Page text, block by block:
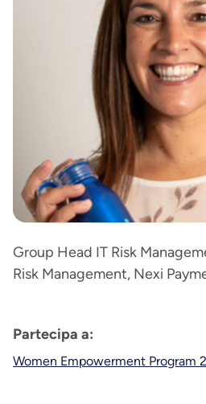
Group Head IT Risk
Risk Management, Nexi
Partecipa a:
Women Empowerment Program